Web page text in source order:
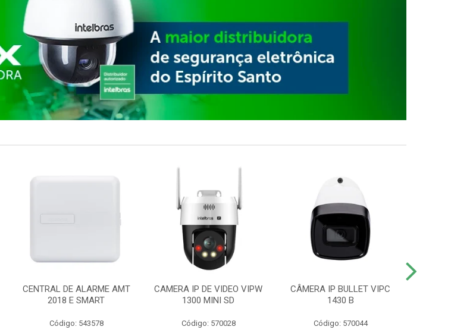
CENTRAL DE ALARME AMT
2018 E SMART
Código: 543578
CAMERA IP DE VIDEO VIPW
1300 MINI SD
Código: 570028
CÂMERA IP BULLET VIPC
1430 B
Código: 570044